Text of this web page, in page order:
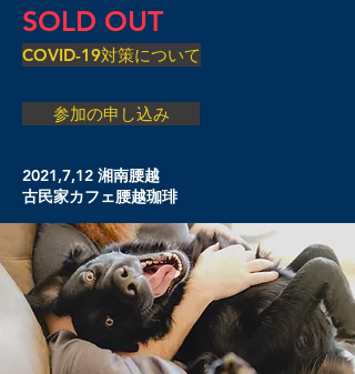
SOLD OUT
COVID-19対策について
参加の申し込み
2021,7,12 湘南腰越
古民家カフェ腰越珈琲